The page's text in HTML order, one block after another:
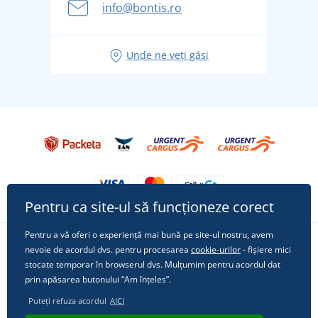
pentru vacanță fără griji
Tricoul preferat City în rol principal: ținute pentru
info@bontis.ro
Unde ne veți găsi
Urmărește-ne pe rețelele sociale
Pentru ca site-ul să funcționeze corect
Pentru a vă oferi o experiență mai bună pe site-ul nostru, avem
nevoie de acordul dvs. pentru procesarea cookie-urilor- fișiere mici
stocate temporar în browserul dvs. Mulțumim pentru acordul dat
prin apăsarea butonului “Am înțeles”.
Puteți refuza acordul AICI